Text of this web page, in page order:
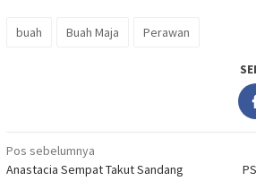
buah Buah Maja Perawan
Navigasi
Pos sebelumnya
Anastacia Sempat Takut Sandang